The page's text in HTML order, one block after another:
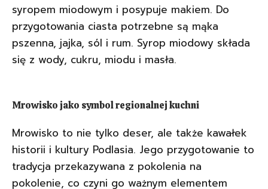
syropem miodowym i posypuje makiem. Do
przygotowania ciasta potrzebne są mąka
pszenna, jajka, sól i rum. Syrop miodowy składa
się z wody, cukru, miodu i masła.
Mrowisko jako symbol regionalnej kuchni
Mrowisko to nie tylko deser, ale także kawałek
historii i kultury Podlasia. Jego przygotowanie to
tradycja przekazywana z pokolenia na
pokolenie, co czyni go ważnym elementem